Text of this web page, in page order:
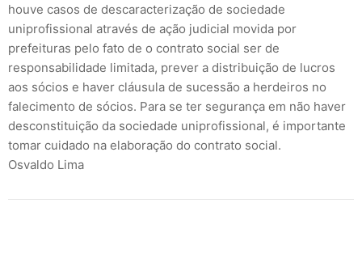
houve casos de descaracterização de sociedade
uniprofissional através de ação judicial movida por
prefeituras pelo fato de o contrato social ser de
responsabilidade limitada, prever a distribuição de lucros
aos sócios e haver cláusula de sucessão a herdeiros no
falecimento de sócios. Para se ter segurança em não haver
desconstituição da sociedade uniprofissional, é importante
tomar cuidado na elaboração do contrato social.
Osvaldo Lima